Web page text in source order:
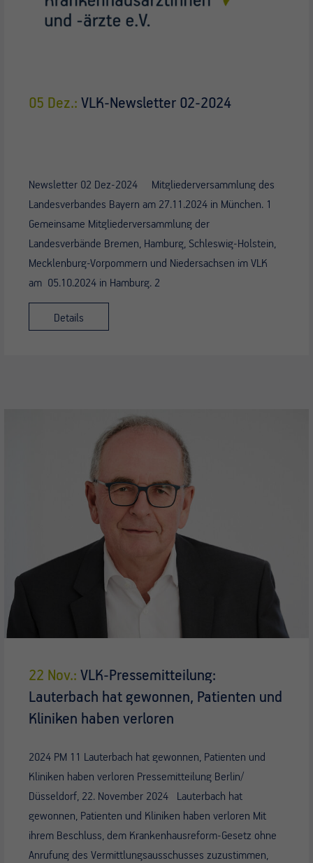
05 Dez.: VLK-Newsletter 02-2024
Newsletter 02 Dez-2024 Mitgliederversammlung des
Landesverbandes Bayern am 27.11.2024 in München. 1
Gemeinsame Mitgliederversammlung der
Landesverbände Bremen, Hamburg, Schleswig-Holstein,
Mecklenburg-Vorpommern und Niedersachsen im VLK
am 05.10.2024 in Hamburg. 2
Details
22 Nov.: VLK-Pressemitteilung:
Lauterbach hat gewonnen, Patienten und
Kliniken haben verloren
2024 PM 11 Lauterbach hat gewonnen, Patienten und
Kliniken haben verloren Pressemitteilung Berlin/
Düsseldorf, 22. November 2024 Lauterbach hat
gewonnen, Patienten und Kliniken haben verloren Mit
ihrem Beschluss, dem Krankenhausreform-Gesetz ohne
Anrufung des Vermittlungsausschusses zuzustimmen,